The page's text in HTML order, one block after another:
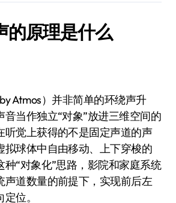
的原理是什么
音当作独立“对象”放进三维空间的
听觉上获得的不是固定声道的声
拟球体中自由移动、上下穿梭的
种“对象化”思路，影院和家庭系统
声道数量的前提下，实现前后左
位。